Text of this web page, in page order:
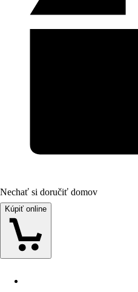
Nechať si doručiť domov
Kúpiť online